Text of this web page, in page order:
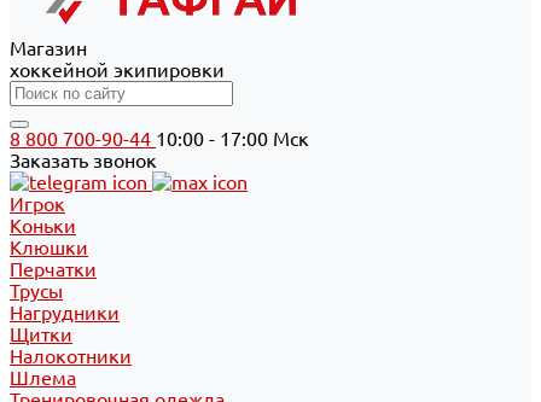
Магазин
хоккейной экипировки
8 800 700-90-44 10:00 - 17:00 Мск
Заказать звонок
Игрок
Коньки
Клюшки
Перчатки
Трусы
Нагрудники
Щитки
Налокотники
Шлема